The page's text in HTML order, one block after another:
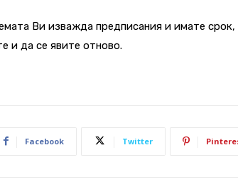
Ви изважда предписания и имате
и да се явите отново.
Facebook Twitter